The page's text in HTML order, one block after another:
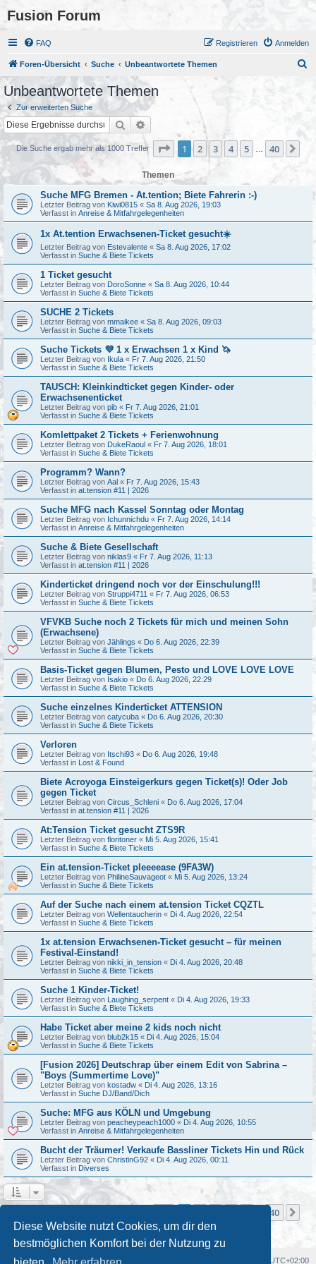
Diese Website nutzt Cookies, um dir den
bestmöglichen Komfort bei der Nutzung zu
Fusion Forum
FAQ Anmelden
Registrieren
Foren-Übersicht Suche Unbeantwortete Themen
Unbeantwortete Themen
Zur erweiterten Suche
Suche Erweiterte Suche
Die Suche ergab mehr als 1000 Treffer Seite 1von 40
1 2 3 4 5 40
Themen
Suche MFG Bremen - At.tention; Biete Fahrerin :-)
Letzter Beitrag von Kiwi0815 « Sa 8. Aug 2026, 19:03
Verfasst in Anreise & Mitfahrgelegenheiten
1x At.tention Erwachsenen-Ticket gesucht☀️
Letzter Beitrag von Estevalente « Sa 8. Aug 2026, 17:02
Verfasst in Suche & Biete Tickets
1 Ticket gesucht
Letzter Beitrag von DoroSonne « Sa 8. Aug 2026, 10:44
Verfasst in Suche & Biete Tickets
SUCHE 2 Tickets
Letzter Beitrag von mmaikee « Sa 8. Aug 2026, 09:03
Verfasst in Suche & Biete Tickets
Suche Tickets 💜 1 x Erwachsen 1 x Kind 🦄
Letzter Beitrag von Ikula « Fr 7. Aug 2026, 21:50
Verfasst in Suche & Biete Tickets
TAUSCH: Kleinkindticket gegen Kinder- oder
Erwachsenenticket
Letzter Beitrag von pib « Fr 7. Aug 2026, 21:01
Verfasst in Suche & Biete Tickets
Komlettpaket 2 Tickets + Ferienwohnung
Letzter Beitrag von DukeRaoul « Fr 7. Aug 2026, 18:01
Verfasst in Suche & Biete Tickets
Programm? Wann?
Letzter Beitrag von Aal « Fr 7. Aug 2026, 15:43
Verfasst in at.tension #11 | 2026
Suche MFG nach Kassel Sonntag oder Montag
Letzter Beitrag von Ichunnichdu « Fr 7. Aug 2026, 14:14
Verfasst in Anreise & Mitfahrgelegenheiten
Suche & Biete Gesellschaft
Letzter Beitrag von niklas9 « Fr 7. Aug 2026, 11:13
Verfasst in at.tension #11 | 2026
Kinderticket dringend noch vor der Einschulung!!!
Letzter Beitrag von Struppi4711 « Fr 7. Aug 2026, 06:53
Verfasst in Suche & Biete Tickets
VFVKB Suche noch 2 Tickets für mich und meinen Sohn
(Erwachsene)
Letzter Beitrag von Jählings « Do 6. Aug 2026, 22:39
Verfasst in Suche & Biete Tickets
Basis-Ticket gegen Blumen, Pesto und LOVE LOVE LOVE
Letzter Beitrag von Isakio « Do 6. Aug 2026, 22:29
Verfasst in Suche & Biete Tickets
Suche einzelnes Kinderticket ATTENSION
Letzter Beitrag von catycuba « Do 6. Aug 2026, 20:30
Verfasst in Suche & Biete Tickets
Verloren
Letzter Beitrag von Itschi93 « Do 6. Aug 2026, 19:48
Verfasst in Lost & Found
Biete Acroyoga Einsteigerkurs gegen Ticket(s)! Oder Job
gegen Ticket
Letzter Beitrag von Circus_Schleni « Do 6. Aug 2026, 17:04
Verfasst in at.tension #11 | 2026
At:Tension Ticket gesucht ZTS9R
Letzter Beitrag von floritoner « Mi 5. Aug 2026, 15:41
Verfasst in Suche & Biete Tickets
Ein at.tension-Ticket pleeeease (9FA3W)
Letzter Beitrag von PhilineSauvageot « Mi 5. Aug 2026, 13:24
Verfasst in Suche & Biete Tickets
Auf der Suche nach einem at.tension Ticket CQZTL
Letzter Beitrag von Wellentaucherin « Di 4. Aug 2026, 22:54
Verfasst in Suche & Biete Tickets
1x at.tension Erwachsenen-Ticket gesucht – für meinen
Festival-Einstand!
Letzter Beitrag von nikki_in_tension « Di 4. Aug 2026, 20:48
Verfasst in Suche & Biete Tickets
Suche 1 Kinder-Ticket!
Letzter Beitrag von Laughing_serpent « Di 4. Aug 2026, 19:33
Verfasst in Suche & Biete Tickets
Habe Ticket aber meine 2 kids noch nicht
Letzter Beitrag von blub2k15 « Di 4. Aug 2026, 15:04
Verfasst in Suche & Biete Tickets
[Fusion 2026] Deutschrap über einem Edit von Sabrina –
"Boys (Summertime Love)"
Letzter Beitrag von kostadw « Di 4. Aug 2026, 13:16
Verfasst in Suche DJ/Band/Dich
Suche: MFG aus KÖLN und Umgebung
Letzter Beitrag von peacheypeach1000 « Di 4. Aug 2026, 10:55
Verfasst in Anreise & Mitfahrgelegenheiten
Bucht der Träumer! Verkaufe Bassliner Tickets Hin und Rück
Letzter Beitrag von ChristinG92 « Di 4. Aug 2026, 00:11
Verfasst in Diverses
40
Foren-Übersicht UTC+02:00